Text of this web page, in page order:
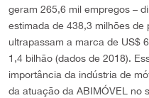
geram 265,6 mil empregos –
estimada de 438,3 milhões
ultrapassam a marca de US$
1,4 bilhão (dados de 2018).
importância da indústria de
da atuação da ABIMÓVEL no